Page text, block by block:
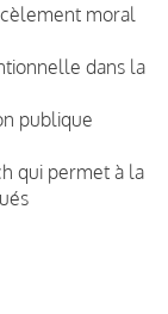
moral
dans la
publique
qui permet à la